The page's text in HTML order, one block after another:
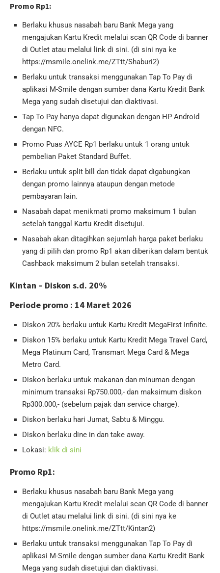
Promo Rp1:
Berlaku khusus nasabah baru Bank Mega yang
mengajukan Kartu Kredit melalui scan QR Code di banner
di Outlet atau melalui link di sini. (di sini nya ke
https://msmile.onelink.me/ZTtt/Shaburi2)
Berlaku untuk transaksi menggunakan Tap To Pay di
aplikasi M-Smile dengan sumber dana Kartu Kredit Bank
Mega yang sudah disetujui dan diaktivasi.
Tap To Pay hanya dapat digunakan dengan HP Android
dengan NFC.
Promo Puas AYCE Rp1 berlaku untuk 1 orang untuk
pembelian Paket Standard Buffet.
Berlaku untuk split bill dan tidak dapat digabungkan
dengan promo lainnya ataupun dengan metode
pembayaran lain.
Nasabah dapat menikmati promo maksimum 1 bulan
setelah tanggal Kartu Kredit disetujui.
Nasabah akan ditagihkan sejumlah harga paket berlaku
yang di pilih dan promo Rp1 akan diberikan dalam bentuk
Cashback maksimum 2 bulan setelah transaksi.
Kintan – Diskon s.d. 20%
Periode promo : 14 Maret 2026
Diskon 20% berlaku untuk Kartu Kredit MegaFirst Infinite.
Diskon 15% berlaku untuk Kartu Kredit Mega Travel Card,
Mega Platinum Card, Transmart Mega Card & Mega
Metro Card.
Diskon berlaku untuk makanan dan minuman dengan
minimum transaksi Rp750.000,- dan maksimum diskon
Rp300.000,- (sebelum pajak dan service charge).
Diskon berlaku hari Jumat, Sabtu & Minggu.
Diskon berlaku dine in dan take away.
Lokasi: klik di sini
Promo Rp1:
Berlaku khusus nasabah baru Bank Mega yang
mengajukan Kartu Kredit melalui scan QR Code di banner
di Outlet atau melalui link di sini. (di sini nya ke
https://msmile.onelink.me/ZTtt/Kintan2)
Berlaku untuk transaksi menggunakan Tap To Pay di
aplikasi M-Smile dengan sumber dana Kartu Kredit Bank
Mega yang sudah disetujui dan diaktivasi.